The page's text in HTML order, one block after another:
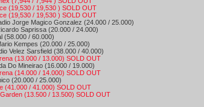
(19,530 / 19,530 ) SOLD OUT
(19,530 / 19,530 ) SOLD OUT
Jorge Magico Gonzalez (24.000 / 25.000)
Saprissa (20.000 / 24.000)
(58.000 / 60.000)
Kempes (20.000 / 25.000)
Velez Sarsfield (38.000 / 40.000)
(13.000 / 13.000) SOLD OUT
Do Mineirao (16.000 / 19.000)
(14.000 / 14.000) SOLD OUT
(20.000 / 25.000)
(41.000 / 41.000) SOLD OUT
(13.500 / 13.500) SOLD OUT